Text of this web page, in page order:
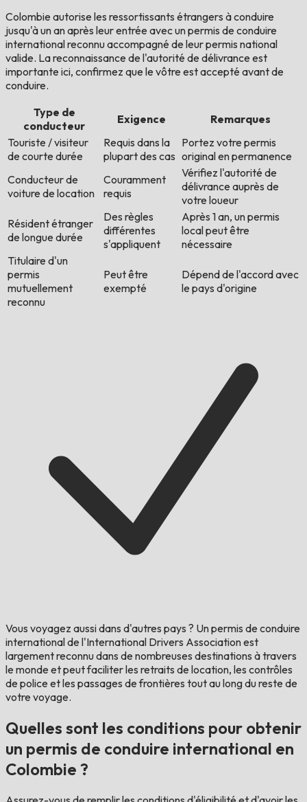
Colombie autorise les ressortissants étrangers à conduire
jusqu'à un an après leur entrée avec un permis de conduire
international reconnu accompagné de leur permis national
valide. La reconnaissance de l'autorité de délivrance est
importante ici, confirmez que le vôtre est accepté avant de
conduire.
Type de
conducteur
Exigence
Remarques
Touriste / visiteur
de courte durée
Requis dans la
plupart des cas
Portez votre permis
original en permanence
Conducteur de
voiture de location
Couramment
requis
Vérifiez l'autorité de
délivrance auprès de
votre loueur
Résident étranger
de longue durée
Des règles
différentes
s'appliquent
Après 1 an, un permis
local peut être
nécessaire
Titulaire d'un
permis
mutuellement
reconnu
Peut être
exempté
Dépend de l'accord avec
le pays d'origine
Vous voyagez aussi dans d'autres pays ? Un permis de conduire
international de l'International Drivers Association est
largement reconnu dans de nombreuses destinations à travers
le monde et peut faciliter les retraits de location, les contrôles
de police et les passages de frontières tout au long du reste de
votre voyage.
Quelles sont les conditions pour obtenir
un permis de conduire international en
Colombie ?